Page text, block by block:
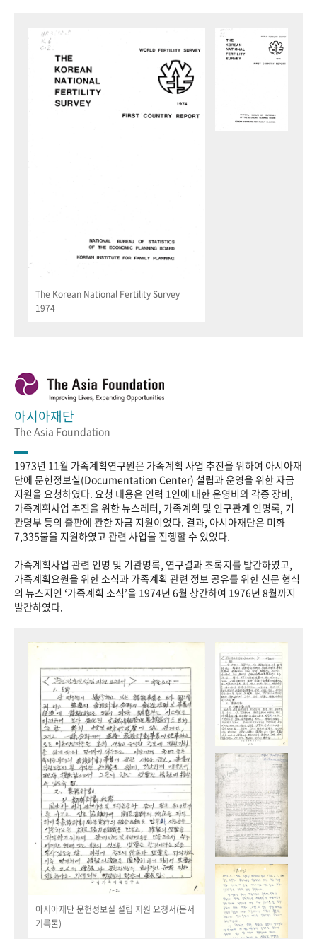
The Korean National Fertility Survey
1974
아시아재단
The Asia Foundation
1973년 11월 가족계획연구원은 가족계획 사업 추진을 위하여 아시아재
단에 문헌정보실(Documentation Center) 설립과 운영을 위한 자금
지원을 요청하였다. 요청 내용은 인력 1인에 대한 운영비와 각종 장비,
가족계획사업 추진을 위한 뉴스레터, 가족계획 및 인구관계 인명록, 기
관명부 등의 출판에 관한 자금 지원이었다. 결과, 아시아재단은 미화
7,335불을 지원하였고 관련 사업을 진행할 수 있었다.
가족계획사업 관련 인명 및 기관명록, 연구결과 초록지를 발간하였고,
가족계획요원을 위한 소식과 가족계획 관련 정보 공유를 위한 신문 형식
의 뉴스지인 ‘가족계획 소식’을 1974년 6월 창간하여 1976년 8월까지
발간하였다.
아시아재단 문헌정보실 설립 지원 요청서(문서
기록물)